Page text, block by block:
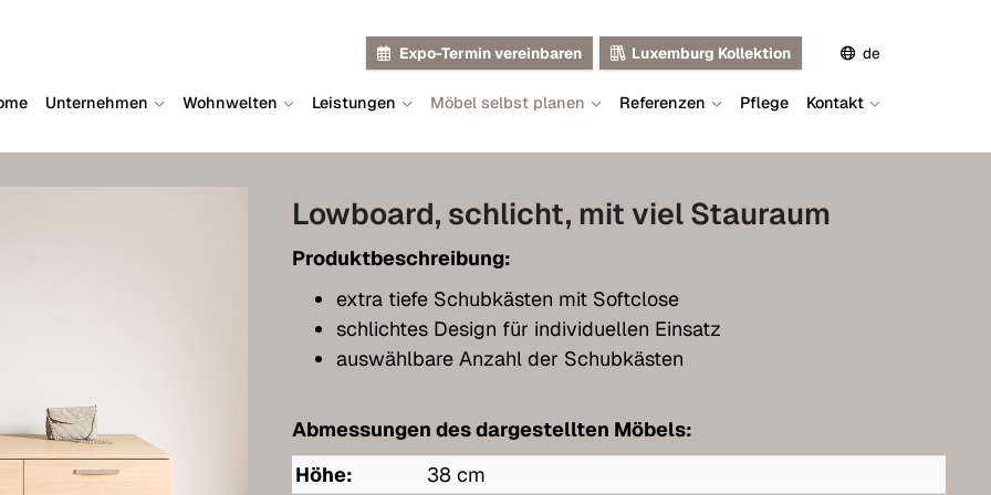
Expo-Termin vereinbaren Luxemburg Kollektion de
en
fr
Unternehmen Wohnwelten Leistungen Möbel selbst planen Referenzen Pflege Kontakt
Lowboard, schlicht, mit viel Stauraum
Produktbeschreibung:
extra tiefe Schubkästen mit Softclose
schlichtes Design für individuellen Einsatz
auswählbare Anzahl der Schubkästen
Abmessungen des dargestellten Möbels:
Höhe:
38 cm